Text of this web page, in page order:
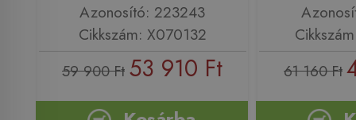
Azonosító: 223243
Cikkszám: X070132
59 900 Ft 53 910 Ft 61 160 Ft